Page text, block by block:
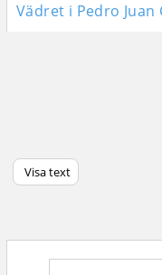
Vädret i Pedro
Visa text